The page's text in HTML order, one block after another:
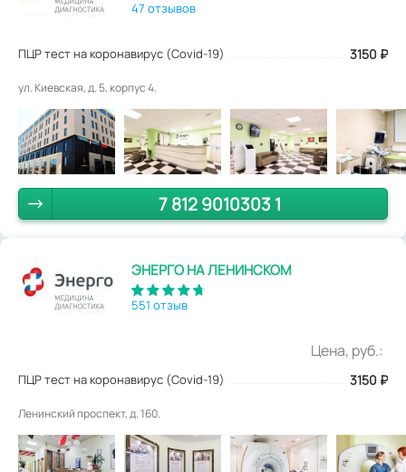
47 отзывов
ПЦР тест на коронавирус (Covid-19) 3150 ₽
ул. Киевская, д. 5, корпус 4.
7 812 9010303 1
ЭНЕРГО НА ЛЕНИНСКОМ
551 отзыв
Цена, руб.:
ПЦР тест на коронавирус (Covid-19) 3150 ₽
Ленинский проспект, д. 160.